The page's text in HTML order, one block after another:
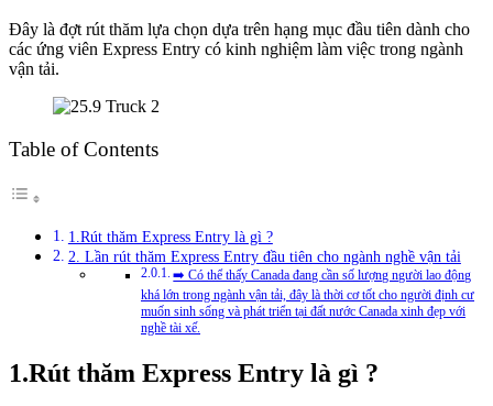
Đây là đợt rút thăm lựa chọn dựa trên hạng mục đầu tiên dành cho
các ứng viên Express Entry có kinh nghiệm làm việc trong ngành
vận tải.
Table of Contents
1.Rút thăm Express Entry là gì ?
2. Lần rút thăm Express Entry đầu tiên cho ngành nghề vận tải
➡️ Có thể thấy Canada đang cần số lượng người lao động
khá lớn trong ngành vận tải, đây là thời cơ tốt cho người định cư
muốn sinh sống và phát triển tại đất nước Canada xinh đẹp với
nghề tài xế.
1.Rút thăm Express Entry là gì ?